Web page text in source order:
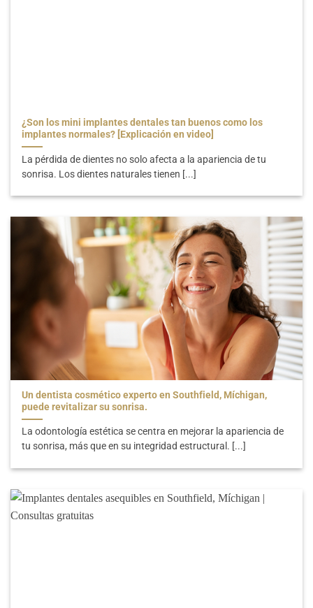
¿Son los mini implantes dentales tan buenos como los
implantes normales? [Explicación en video]
La pérdida de dientes no solo afecta a la apariencia de tu
sonrisa. Los dientes naturales tienen [...]
Un dentista cosmético experto en Southfield, Míchigan,
puede revitalizar su sonrisa.
La odontología estética se centra en mejorar la apariencia de
tu sonrisa, más que en su integridad estructural. [...]